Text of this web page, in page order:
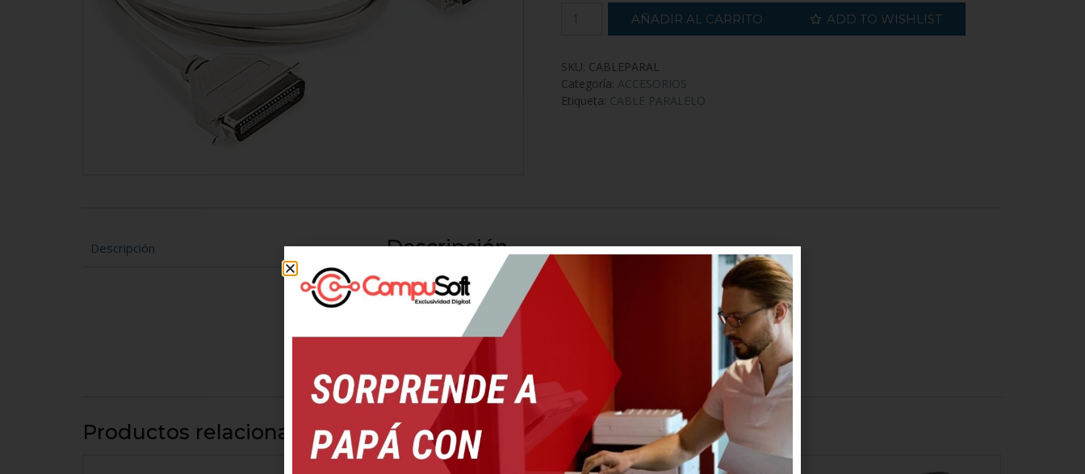
AÑADIR AL CARRITO ADD TO WISHLIST
SKU: CABLEPARAL
Categoría: ACCESORIOS
Etiqueta: CABLE PARALELO
Descripción
Descripción
Especificaciones Técnicas
Color:Blanco
Tipo de pieza:
Cable de impresora
Tipo de interfaz:
25 pines macho a macho
Productos relacionados